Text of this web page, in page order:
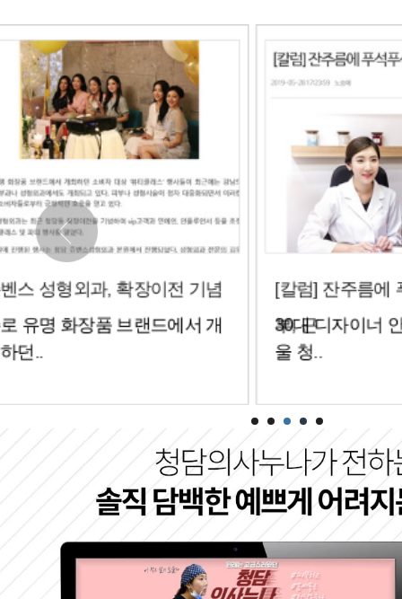
[칼럼] 잔주름에 푸석푸석한 피
부, 근
30대 디자이너 안재영씨(가명, 서
울 청..
[칼럼] 다양
하..
100세 시대
강하게..